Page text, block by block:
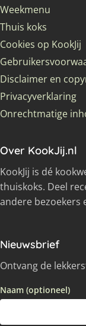
Weekmenu
Thuis koks
Cookies op KookJij
Disclaimer en
Privacyverklaring
Onrechtmatige
Over KookJij.nl
KookJij is dé
thuiskoks. Deel
andere bezoekers
Nieuwsbrief
Ontvang de
Naam (optioneel)